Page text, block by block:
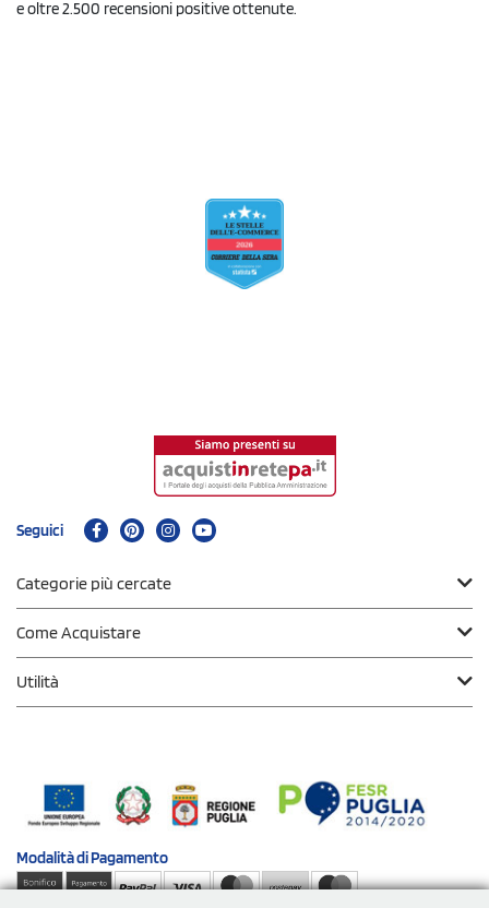
e oltre 2.500 recensioni positive ottenute.
Seguici
Categorie più cercate
Come Acquistare
Utilità
Modalità diPagamento